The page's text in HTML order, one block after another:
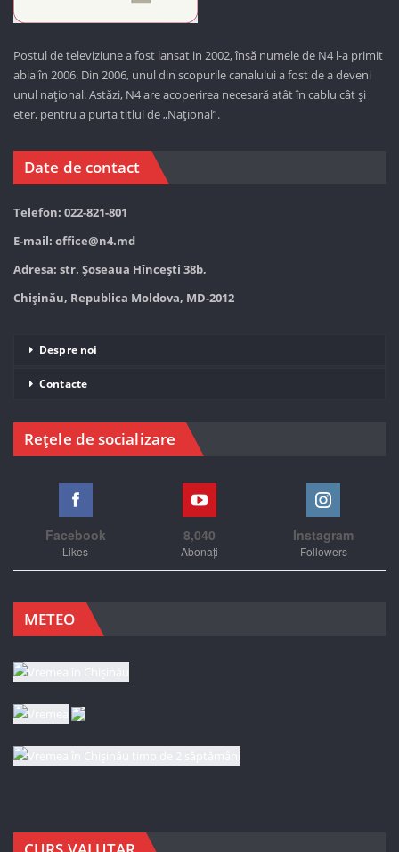
Postul de televiziune a fost lansat in 2002, însă numele de N4 l-a primit
abia în 2006. Din 2006, unul din scopurile canalului a fost de a deveni
unul național. Astăzi, N4 are acoperirea necesară atât în cablu cât și
eter, pentru a purta titlul de „Național”.
Date de contact
Telefon: 022-821-801
E-mail: office@n4.md
Adresa: str. Șoseaua Hînceşti 38b,
Chișinău, Republica Moldova, MD-2012
Despre noi
Contacte
Rețele de socializare
Facebook
Likes
8,040
Abonați
Instagram
Followers
METEO